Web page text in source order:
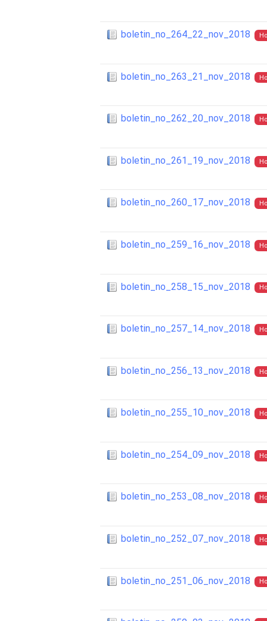
boletin_no_264_22_nov_2018
boletin_no_263_21_nov_2018
boletin_no_262_20_nov_2018
boletin_no_261_19_nov_2018
boletin_no_260_17_nov_2018
boletin_no_259_16_nov_2018
boletin_no_258_15_nov_2018
boletin_no_257_14_nov_2018
boletin_no_256_13_nov_2018
boletin_no_255_10_nov_2018
boletin_no_254_09_nov_2018
boletin_no_253_08_nov_2018
boletin_no_252_07_nov_2018
boletin_no_251_06_nov_2018